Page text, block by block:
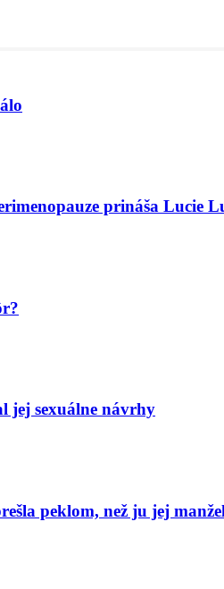
prináša Lucie
jej sexuálne návrhy
peklom, než ju jej